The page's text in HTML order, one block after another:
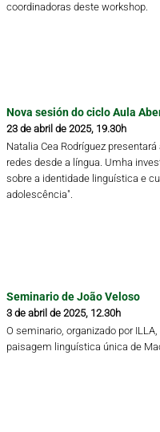
coordinadoras deste workshop.
Nova sesión do ciclo Aula
23 de abril de 2025, 19.30h
Natalia Cea Rodríguez
redes desde a língua. Umha
sobre a identidade linguística e
adolescência".
Seminario de João Veloso
3 de abril de 2025, 12.30h
O seminario, organizado por
paisagem linguística única de